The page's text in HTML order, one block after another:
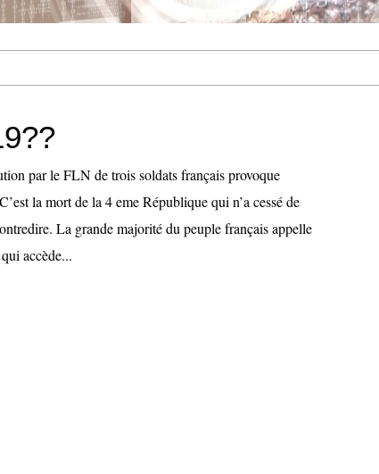
par le FLN de trois soldats français provoque
la mort de la 4 eme République qui n’a cessé de
La grande majorité du peuple français appelle
accède...